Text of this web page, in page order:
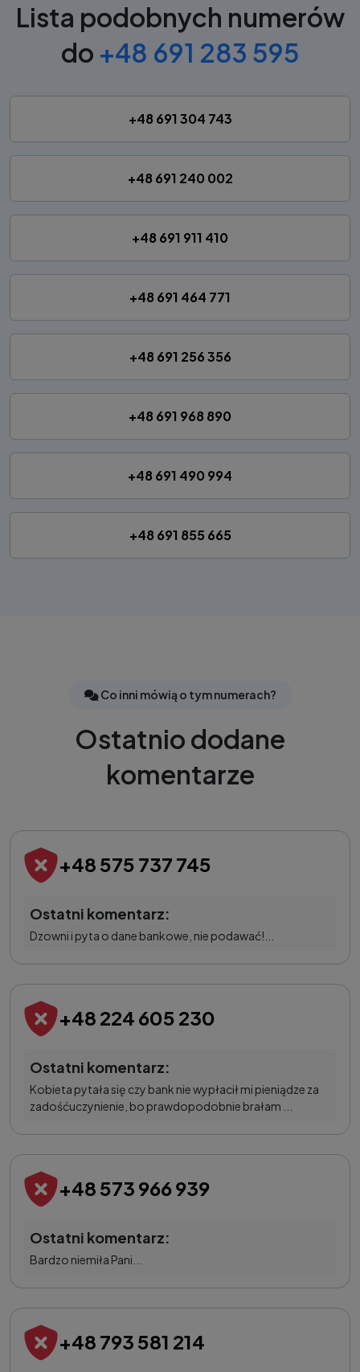
Lista podobnych numerów
do +48 691 283 595
+48 691 304 743
+48 691 240 002
+48 691 911 410
+48 691 464 771
+48 691 256 356
+48 691 968 890
+48 691 490 994
+48 691 855 665
Co inni mówią o tym numerach?
Ostatnio dodane
komentarze
+48 575 737 745
Ostatni komentarz:
Dzowni i pyta o dane bankowe, nie podawać!...
+48 224 605 230
Ostatni komentarz:
Kobieta pytała się czy bank nie wypłacił mi pieniądze za
zadośćuczynienie, bo prawdopodobnie brałam ...
+48 573 966 939
Ostatni komentarz:
Bardzo niemiła Pani...
+48 793 581 214